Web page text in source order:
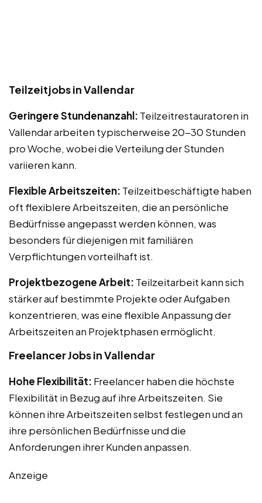
Teilzeitjobs in Vallendar
Geringere Stundenanzahl: Teilzeitrestauratoren in
Vallendar arbeiten typischerweise 20-30 Stunden
pro Woche, wobei die Verteilung der Stunden
variieren kann.
Flexible Arbeitszeiten: Teilzeitbeschäftigte haben
oft flexiblere Arbeitszeiten, die an persönliche
Bedürfnisse angepasst werden können, was
besonders für diejenigen mit familiären
Verpflichtungen vorteilhaft ist.
Projektbezogene Arbeit: Teilzeitarbeit kann sich
stärker auf bestimmte Projekte oder Aufgaben
konzentrieren, was eine flexible Anpassung der
Arbeitszeiten an Projektphasen ermöglicht.
Freelancer Jobs in Vallendar
Hohe Flexibilität: Freelancer haben die höchste
Flexibilität in Bezug auf ihre Arbeitszeiten. Sie
können ihre Arbeitszeiten selbst festlegen und an
ihre persönlichen Bedürfnisse und die
Anforderungen ihrer Kunden anpassen.
Anzeige